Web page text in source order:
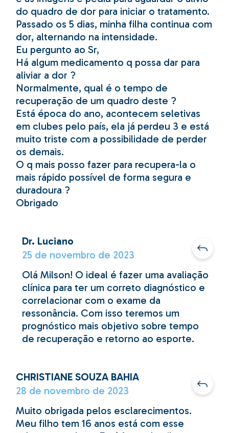
do quadro de dor para iniciar o tratamento.
Passado os 5 dias, minha filha continua com
dor, alternando na intensidade.
Eu pergunto ao Sr,
Há algum medicamento q possa dar para
aliviar a dor ?
Normalmente, qual é o tempo de
recuperação de um quadro deste ?
Está época do ano, acontecem seletivas
em clubes pelo país, ela já perdeu 3 e está
muito triste com a possibilidade de perder
os demais.
O q mais posso fazer para recupera-la o
mais rápido possível de forma segura e
duradoura ?
Obrigado
Dr. Luciano
25 de novembro de 2023
Olá Milson! O ideal é fazer uma avaliação
clínica para ter um correto diagnóstico e
correlacionar com o exame da
ressonância. Com isso teremos um
prognóstico mais objetivo sobre tempo
de recuperação e retorno ao esporte.
CHRISTIANE SOUZA BAHIA
28 de novembro de 2023
Muito obrigada pelos esclarecimentos.
Meu filho tem 16 anos está com esse